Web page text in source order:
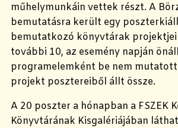
műhelymunkáin vettek részt. A
bemutatásra került egy
bemutatkozó könyvtárak
további 10, az esemény napján
programelemként be nem
projekt posztereiből állt össze.
A 20 poszter a hónapban a FSZEK
Könyvtárának Kisgalériájában